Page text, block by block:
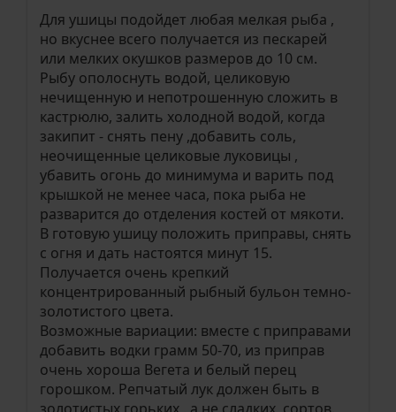
Для ушицы подойдет любая мелкая рыба ,
но вкуснее всего получается из пескарей
или мелких окушков размеров до 10 см.
Рыбу ополоснуть водой, целиковую
нечищенную и непотрошенную сложить в
кастрюлю, залить холодной водой, когда
закипит - снять пену ,добавить соль,
неочищенные целиковые луковицы ,
убавить огонь до минимума и варить под
крышкой не менее часа, пока рыба не
разварится до отделения костей от мякоти.
В готовую ушицу положить приправы, снять
с огня и дать настоятся минут 15.
Получается очень крепкий
концентрированный рыбный бульон темно-
золотистого цвета.
Возможные вариации: вместе с приправами
добавить водки грамм 50-70, из приправ
очень хороша Вегета и белый перец
горошком. Репчатый лук должен быть в